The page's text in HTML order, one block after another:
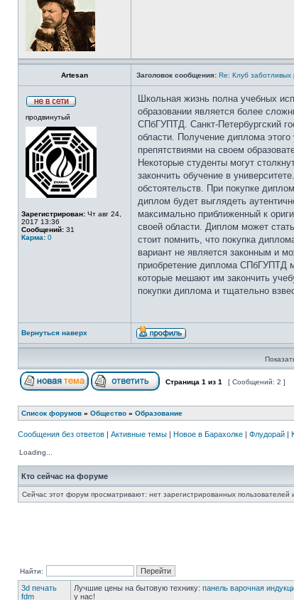
Artesan Заголовок сообщения: Re: Клуб заботливых
продвинутый
Зарегистрирован: Чт авг 24,
2017 13:36
Сообщений: 31
Карма: 0
Школьная жизнь полна учебных
образовании является более
СПбГУПТД. Санкт-Петербургский
области. Получение диплома
препятствиями на своем
Некоторые студенты могут
закончить обучение в
обстоятельств. При покупке
диплом будет выглядеть
максимально приближенный к
своей области. Диплом может
стоит помнить, что покупка
вариант не является законным и
приобретение диплома СПбГУПТД
которые мешают им закончить
покупки диплома и тщательно
Вернуться наверх
Страница 1 из 1 [ Сообщений: 2 ]
Список форумов » Общество » Образование
Сообщения без ответов | Активные темы | Новое в Барахолке | Флудорай |
Loading...
Кто сейчас на форуме
Сейчас этот форум просматривают: нет зарегистрированных пользователей
Найти:
3d печать
fdm
Лучшие цены на бытовую технику: панель варочная
у нас!